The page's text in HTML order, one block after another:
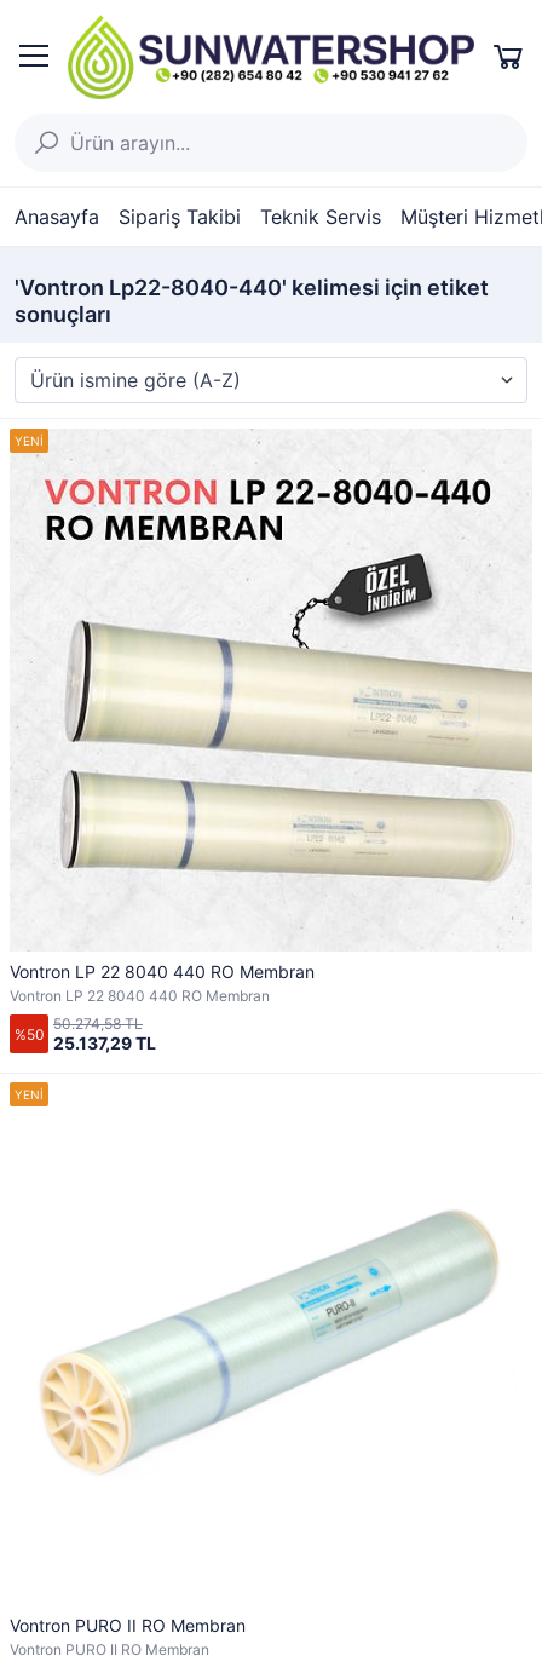
Anasayfa Sipariş Takibi Teknik Servis Müşteri
'Vontron Lp22-8040-440' kelimesi için etiket
sonuçları
Vontron LP 22 8040 440 RO Membran
Vontron LP 22 8040 440 RO Membran
%50 25.137,29 TL
50.274,58 TL
Vontron PURO II RO Membran
Vontron PURO II RO Membran